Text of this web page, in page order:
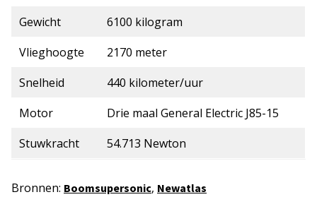
Gewicht
6100 kilogram
Vlieghoogte
2170 meter
Snelheid
440 kilometer/uur
Motor
Drie maal General Electric J85-15
Stuwkracht
54.713 Newton
Bronnen: Boomsupersonic, Newatlas